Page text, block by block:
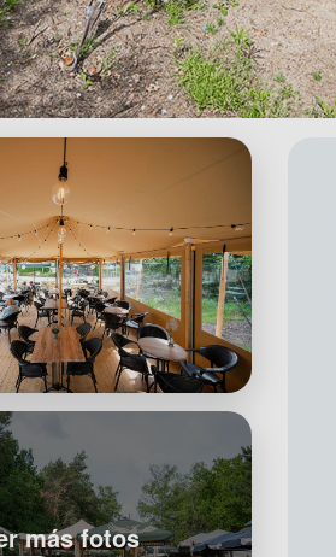
más fotos